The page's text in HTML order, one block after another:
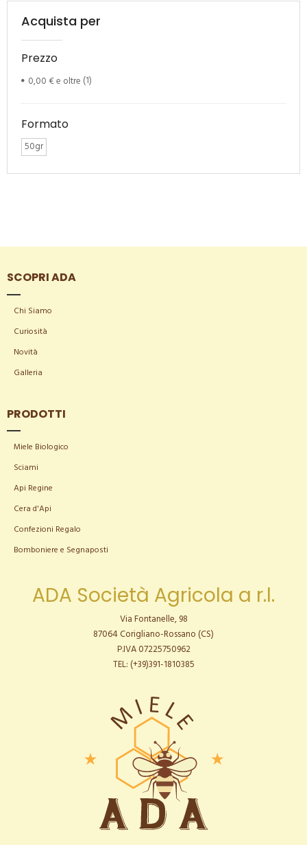
Acquista per
Prezzo
0,00 €e oltre (1)
Formato
50gr
SCOPRI ADA
Chi Siamo
Curiosità
Novità
Galleria
PRODOTTI
Miele Biologico
Sciami
Api Regine
Cera d'Api
Confezioni Regalo
Bomboniere e Segnaposti
ADA Società Agricola a r.l.
Via Fontanelle, 98
87064 Corigliano-Rossano (CS)
P.IVA 07225750962
TEL: (+39)391-1810385